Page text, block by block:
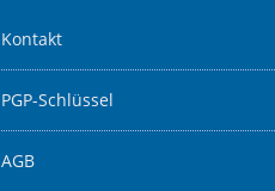
Kontakt
PGP-Schlüssel
AGB